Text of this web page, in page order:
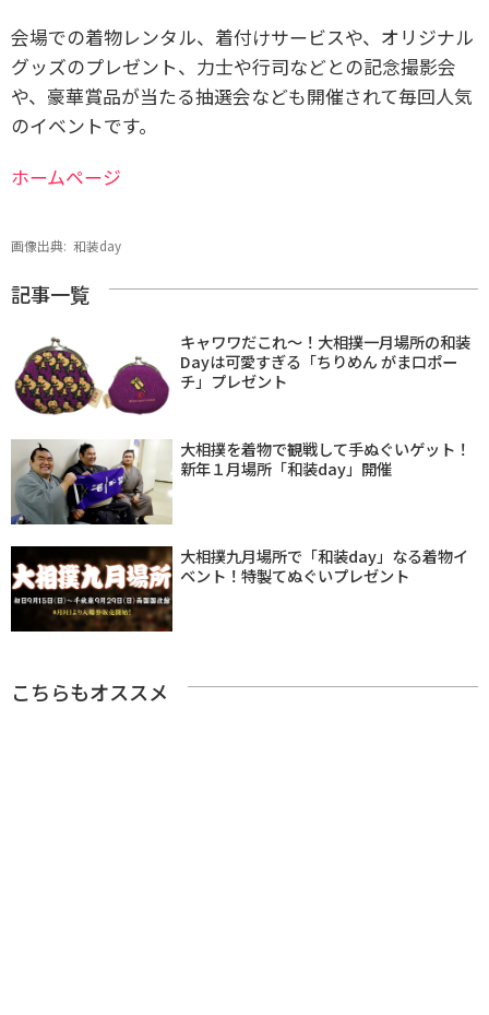
会場での着物レンタル、着付けサービスや、オリジナル
グッズのプレゼント、力士や行司などとの記念撮影会
や、豪華賞品が当たる抽選会なども開催されて毎回人気
のイベントです。
ホームページ
画像出典: 和装day
記事一覧
キャワワだこれ〜！大相撲一月場所の和装
Dayは可愛すぎる「ちりめん がま口ポー
チ」プレゼント
大相撲を着物で観戦して手ぬぐいゲット！
新年１月場所「和装day」開催
大相撲九月場所で「和装day」なる着物イ
ベント！特製てぬぐいプレゼント
こちらもオススメ